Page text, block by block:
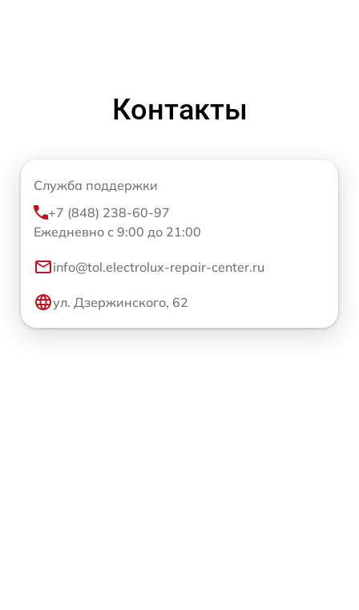
Контакты
Служба поддержки
+7 (848) 238-60-97
Ежедневно с 9:00 до 21:00
info@tol.electrolux-repair-center.ru
ул. Дзержинского, 62